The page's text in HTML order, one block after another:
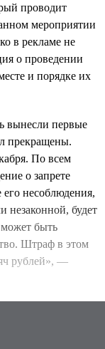
проводит
мероприятии
в рекламе не
о проведении
и порядке их
вынесли первые
прекращены.
По всем
о запрете
несоблюдения,
незаконной, будет
быть
Штраф в этом
рублей», —